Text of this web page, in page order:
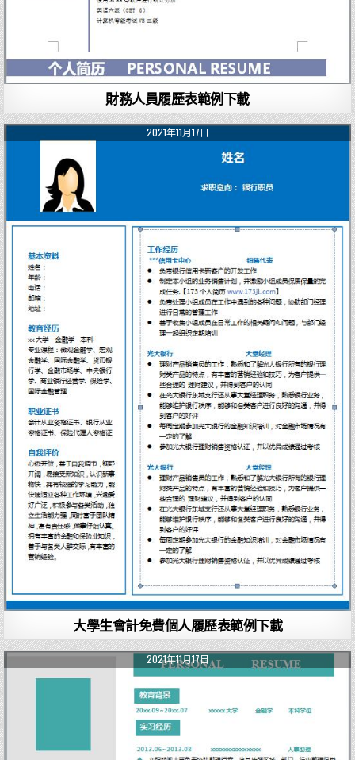
財務人員履歷表範例下載
2021年11月17日
大學生會計免費個人履歷表範例下載
2021年11月17日